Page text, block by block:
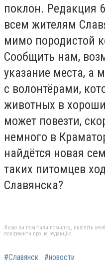
поклон. Редакция
всем жителям
мимо породистой
Сообщить нам,
указание места, а
с волонтёрами,
животных в
может повезти,
немного в
найдётся новая
таких питомцев
Славянска?
Якщо ви помітили помилку, виділіть
повідомити про це редакцію
#Славянск #новости